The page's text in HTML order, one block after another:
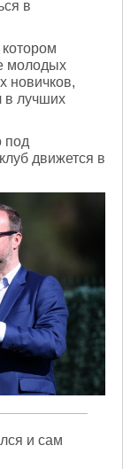
в
молодых
новичков,
в лучших
под
движется в
и сам